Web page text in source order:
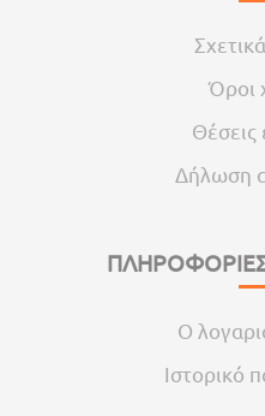
Όροι
Θέσεις
Δήλωση
Ο
Ιστορικό